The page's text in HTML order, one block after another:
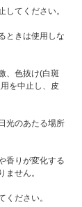
してください。
ときは使用しな
、色抜け(白斑
を中止し、皮
光のあたる場所
香りが変化する
ません。
ください。